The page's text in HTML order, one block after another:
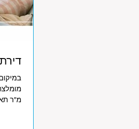
דירת 4 חדרים במיקום נהדר